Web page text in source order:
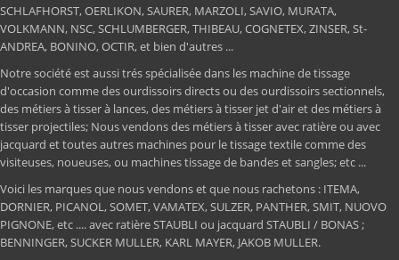
SCHLAFHORST, OERLIKON, SAURER, MARZOLI, SAVIO, MURATA,
VOLKMANN, NSC, SCHLUMBERGER, THIBEAU, COGNETEX, ZINSER, St-
ANDREA, BONINO, OCTIR, et bien d'autres ...
Notre société est aussi trés spécialisée dans les machine de tissage
d'occasion comme des ourdissoirs directs ou des ourdissoirs sectionnels,
des métiers à tisser à lances, des métiers à tisser jet d'air et des métiers à
tisser projectiles; Nous vendons des métiers à tisser avec ratière ou avec
jacquard et toutes autres machines pour le tissage textile comme des
visiteuses, noueuses, ou machines tissage de bandes et sangles; etc ...
Voici les marques que nous vendons et que nous rachetons : ITEMA,
DORNIER, PICANOL, SOMET, VAMATEX, SULZER, PANTHER, SMIT, NUOVO
PIGNONE, etc .... avec ratière STAUBLI ou jacquard STAUBLI / BONAS ;
BENNINGER, SUCKER MULLER, KARL MAYER, JAKOB MULLER.